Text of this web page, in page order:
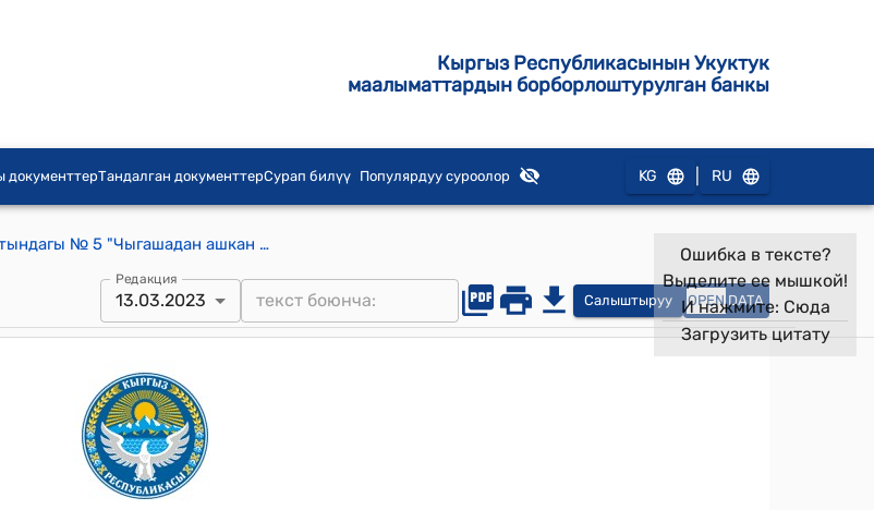
Кыргыз Республикасынын Укуктук
маалыматтардын борборлоштурулган банкы
документтерТандалган документтерСурап билүү Популярдуу суроолор KG RU
Оро айылдык кеңешинин 2023-жылдын 13-мартындагы № 5 "Чыгашадан ашкан кирешени кароо жөнүндө" токтому
Редакция
13.03.2023 Салыштыруу OPEN DATA
Ошибка в тексте?
Выделите ее мышкой!
И нажмите: Сюда
Загрузить цитату